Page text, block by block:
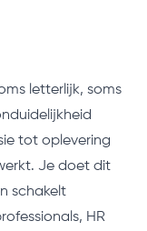
letterlijk, soms
tot oplevering
Je doet dit
schakelt
HR